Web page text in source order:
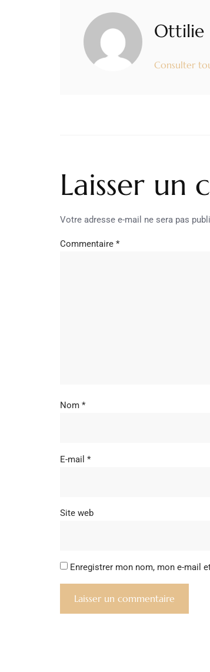
Ottilie
Consulter
Laisser un
Votre adresse e-mail ne sera pas
Commentaire *
Nom *
E-mail *
Site web
Enregistrer mon nom, mon e-mail